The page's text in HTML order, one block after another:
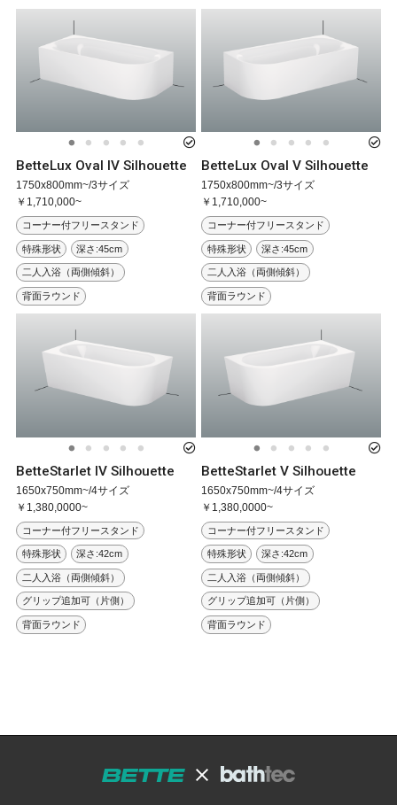
BetteLux Oval IV Silhouette
1750x800mm~/3サイズ
￥1,710,000~
コーナー付フリースタンド
特殊形状 深さ:45cm
二人入浴（両側傾斜）
背面ラウンド
BetteLux Oval V Silhouette
1750x800mm~/3サイズ
￥1,710,000~
コーナー付フリースタンド
特殊形状 深さ:45cm
二人入浴（両側傾斜）
背面ラウンド
BetteStarlet IV Silhouette
1650x750mm~/4サイズ
￥1,380,0000~
コーナー付フリースタンド
特殊形状 深さ:42cm
二人入浴（両側傾斜）
グリップ追加可（片側）
背面ラウンド
BetteStarlet V Silhouette
1650x750mm~/4サイズ
￥1,380,0000~
コーナー付フリースタンド
特殊形状 深さ:42cm
二人入浴（両側傾斜）
グリップ追加可（片側）
背面ラウンド